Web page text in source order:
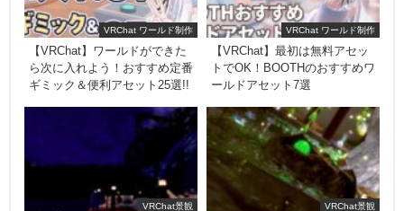
VRChat ワールド制作
【VRChat】ワールドができた
ら次に入れよう！おすすめ定番
ギミック＆便利アセット25選!!
VRChat ワールド制作
【VRChat】最初は無料アセッ
トでOK！BOOTHのおすすめワ
ールドアセット7選
VRChat景観 VRChat景観